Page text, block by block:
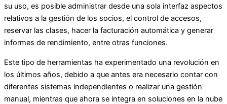
su uso, es posible administrar desde una sola interfaz aspectos
relativos a la gestión de los socios, el control de accesos,
reservar las clases, hacer la facturación automática y generar
informes de rendimiento, entre otras funciones.
Este tipo de herramientas ha experimentado una revolución en
los últimos años, debido a que antes era necesario contar con
diferentes sistemas independientes o realizar una gestión
manual, mientras que ahora se integra en soluciones en la nube